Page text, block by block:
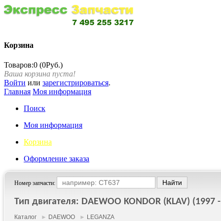
Корзина
Товаров:0 (0Руб.)
Ваша корзина пуста!
Войти или зарегистрироваться.
Главная Моя информация
Поиск
Моя информация
Корзина
Оформление заказа
Номер запчасти:
Тип двигателя: DAEWOO KONDOR (KLAV) (1997
Каталог ► DAEWOO ► LEGANZA